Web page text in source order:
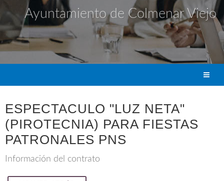
Ayuntamiento de Colmenar Viejo
ESPECTACULO "LUZ NETA"
(PIROTECNIA) PARA FIESTAS
PATRONALES PNS
Información del contrato